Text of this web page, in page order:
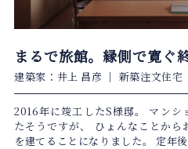
まるで旅館。縁側で寛ぐ
建築家：井上 昌彦 ｜ 新築注文住宅
2016年に竣工したS様邸。 マンシ
たそうですが、 ひょんなことか
を建てることになりました。 定年